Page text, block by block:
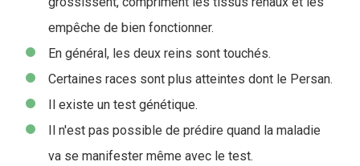
empêche de bien fonctionner.
En général, les deux reins sont touchés.
Certaines races sont plus atteintes dont le Persan.
Il existe un test génétique.
Il n'est pas possible de prédire quand la maladie
va se manifester même avec le test.